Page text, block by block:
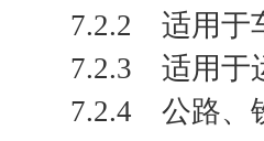
7.2.2 适用于
7.2.3 适用于
7.2.4 公路、